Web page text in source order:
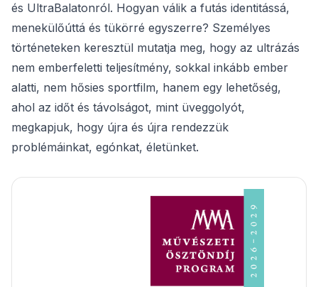
és UltraBalatonról. Hogyan válik a futás identitássá,
menekülőúttá és tükörré egyszerre? Személyes
történeteken keresztül mutatja meg, hogy az ultrázás
nem emberfeletti teljesítmény, sokkal inkább ember
alatti, nem hősies sportfilm, hanem egy lehetőség,
ahol az időt és távolságot, mint üveggolyót,
megkapjuk, hogy újra és újra rendezzük
problémáinkat, egónkat, életünket.